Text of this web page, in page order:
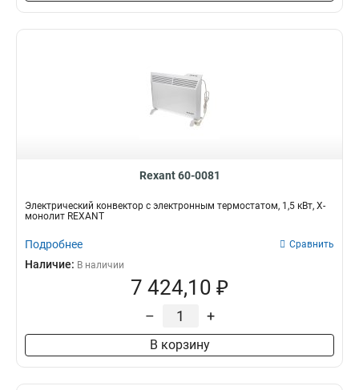
Rexant 60-0081
Электрический конвектор с электронным термостатом, 1,5 кВт, Х-
монолит REXANT
Подробнее Сравнить
Наличие: В наличии
7 424,10 ₽
– +
В корзину